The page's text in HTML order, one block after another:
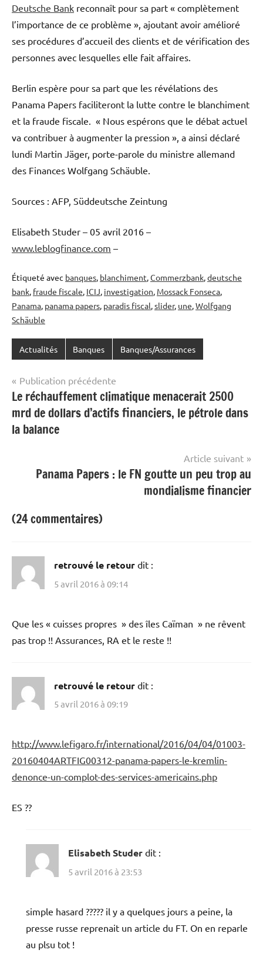
Deutsche Bank reconnaît pour sa part « complètement
l’importance de ce problème », ajoutant avoir amélioré
ses procédures d’accueil des clients et de vérification des
personnes avec lesquelles elle fait affaires.
Berlin espère pour sa part que les révélations des
Panama Papers faciliteront la lutte contre le blanchiment
et la fraude fiscale. « Nous espérons que le débat actuel
va contribuer à augmenter la pression », a ainsi déclaré
lundi Martin Jäger, porte-parole du ministre allemand
des Finances Wolfgang Schäuble.
Sources : AFP, Süddeutsche Zeintung
Elisabeth Studer – 05 avril 2016 –
www.leblogfinance.com –
Étiqueté avec banques blanchiment Commerzbank deutsche
bank fraude fiscale ICIJ investigation Mossack Fonseca
Panama panama papers paradis fiscal slider, une Wolfgang
Schäuble
Actualités Banques Banques/Assurances
Navigation
de
l’article
Publication précédente
Le réchauffement climatique menacerait 2500
mrd de dollars d’actifs financiers, le pétrole dans
la balance
Article suivant
Panama Papers : le FN goutte un peu trop au
mondialisme financier
(24 commentaires)
retrouvé le retour dit :
5 avril 2016 à 09:14
Que les « cuisses propres » des îles Caïman » ne rêvent
pas trop !! Assurances, RA et le reste !!
retrouvé le retour dit :
5 avril 2016 à 09:19
http://www.lefigaro.fr/international/2016/04/04/01003-
20160404ARTFIG00312-panama-papers-le-kremlin-
denonce-un-complot-des-services-americains.php
ES ??
Elisabeth Studer dit :
5 avril 2016 à 23:53
simple hasard ????? il y a quelques jours a peine, la
presse russe reprenait un article du FT. On en reparle
au plsu tot !